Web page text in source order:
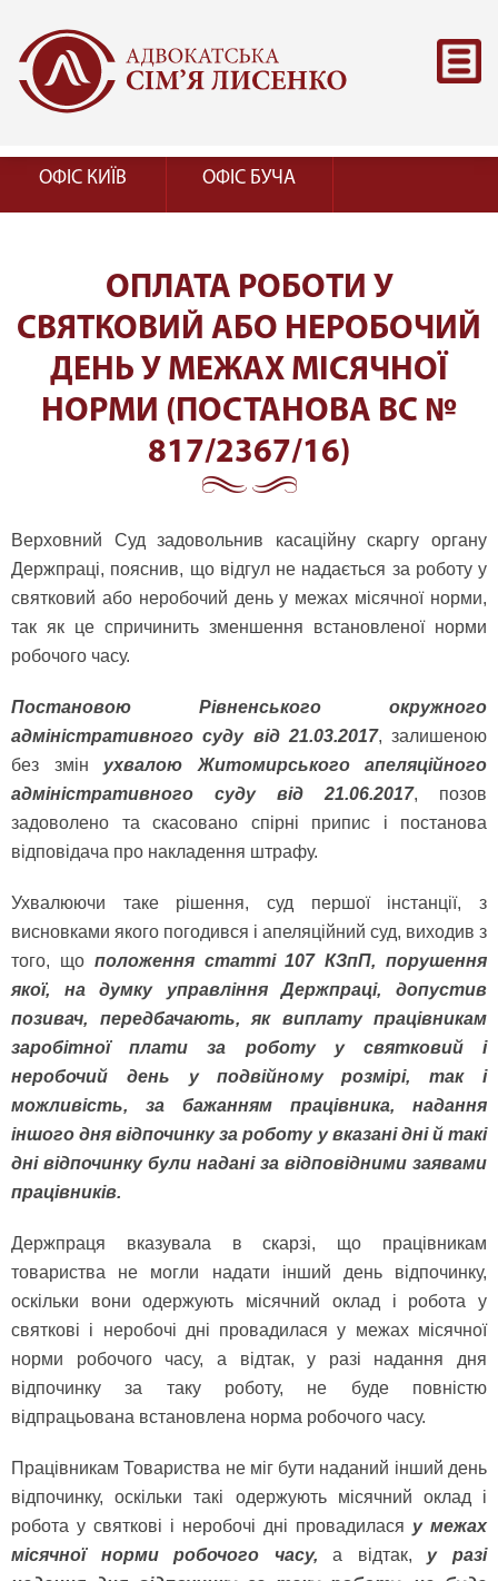
ОФІС КИЇВ ОФІС БУЧА
ОПЛАТА РОБОТИ У
СВЯТКОВИЙ АБО НЕРОБОЧИЙ
ДЕНЬ У МЕЖАХ МІСЯЧНОЇ
НОРМИ (ПОСТАНОВА ВС №
817/2367/16)
Верховний Суд задовольнив касаційну скаргу органу
Держпраці, пояснив, що відгул не надається за роботу у
святковий або неробочий день у межах місячної норми,
так як це спричинить зменшення встановленої норми
робочого часу.
Постановою Рівненського окружного
адміністративного суду від 21.03.2017, залишеною
без змін ухвалою Житомирського апеляційного
адміністративного суду від 21.06.2017, позов
задоволено та скасовано спірні припис і постанова
відповідача про накладення штрафу.
Ухвалюючи таке рішення, суд першої інстанції, з
висновками якого погодився і апеляційний суд, виходив з
того, що положення статті 107 КЗпП, порушення
якої, на думку управління Держпраці, допустив
позивач, передбачають, як виплату працівникам
заробітної плати за роботу у святковий і
неробочий день у подвійному розмірі, так і
можливість, за бажанням працівника, надання
іншого дня відпочинку за роботу у вказані дні й такі
дні відпочинку були надані за відповідними заявами
працівників.
Держпраця вказувала в скарзі, що працівникам
товариства не могли надати інший день відпочинку,
оскільки вони одержують місячний оклад і робота у
святкові і неробочі дні провадилася у межах місячної
норми робочого часу, а відтак, у разі надання дня
відпочинку за таку роботу, не буде повністю
відпрацьована встановлена норма робочого часу.
Працівникам Товариства не міг бути наданий інший день
відпочинку, оскільки такі одержують місячний оклад і
робота у святкові і неробочі дні провадилася у межах
місячної норми робочого часу, а відтак, у разі